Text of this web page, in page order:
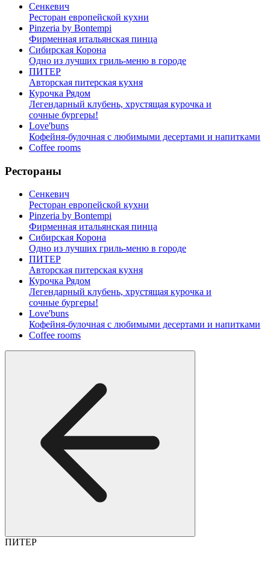
Сенкевич
Ресторан европейской кухни
Pinzeria by Bontempi
Фирменная итальянская пинца
Сибирская Корона
Одно из лучших гриль-меню в городе
ПИТЕР
Авторская питерская кухня
Курочка Рядом
Легендарный клубень, хрустящая курочка и
сочные бургеры!
Love'buns
Кофейня-булочная с любимыми десертами и напитками
Coffee rooms
Рестораны
Сенкевич
Ресторан европейской кухни
Pinzeria by Bontempi
Фирменная итальянская пинца
Сибирская Корона
Одно из лучших гриль-меню в городе
ПИТЕР
Авторская питерская кухня
Курочка Рядом
Легендарный клубень, хрустящая курочка и
сочные бургеры!
Love'buns
Кофейня-булочная с любимыми десертами и напитками
Coffee rooms
ПИТЕР